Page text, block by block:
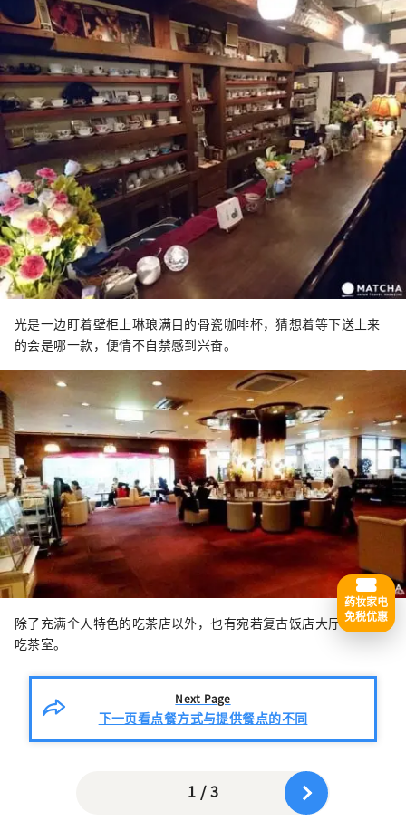
光是一边盯着壁柜上琳琅满目的骨瓷咖啡杯，猜想着等下送上来
的会是哪一款，便情不自禁感到兴奋。
除了充满个人特色的吃茶店以外，也有宛若复古饭店大厅的大型
吃茶室。
Next Page
下一页看点餐方式与提供餐点的不同
1 / 3
药妆家电
免税优惠